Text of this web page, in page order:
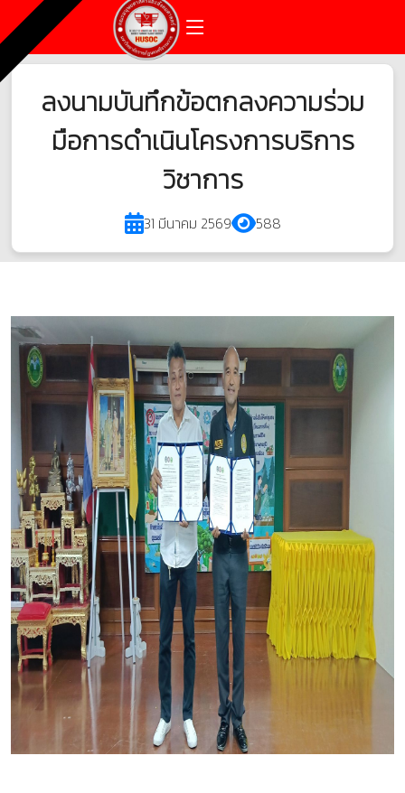
ลงนามบันทึกข้อตกลงความร่วม
มือการดำเนินโครงการบริการ
วิชาการ
31 มีนาคม 2569 588